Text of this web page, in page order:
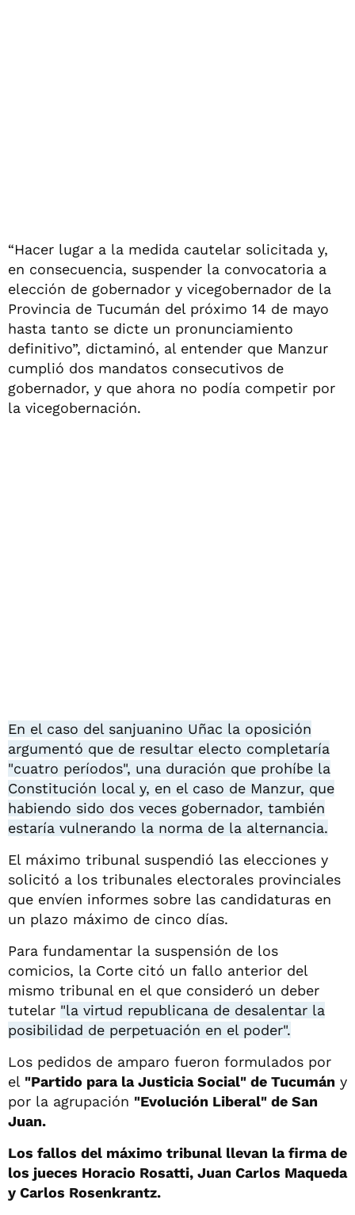
“Hacer lugar a la medida cautelar solicitada y,
en consecuencia, suspender la convocatoria a
elección de gobernador y vicegobernador de la
Provincia de Tucumán del próximo 14 de mayo
hasta tanto se dicte un pronunciamiento
definitivo”, dictaminó, al entender que Manzur
cumplió dos mandatos consecutivos de
gobernador, y que ahora no podía competir por
la vicegobernación.
En el caso del sanjuanino Uñac la oposición
argumentó que de resultar electo completaría
"cuatro períodos", una duración que prohíbe la
Constitución local y, en el caso de Manzur, que
habiendo sido dos veces gobernador, también
estaría vulnerando la norma de la alternancia.
El máximo tribunal suspendió las elecciones y
solicitó a los tribunales electorales provinciales
que envíen informes sobre las candidaturas en
un plazo máximo de cinco días.
Para fundamentar la suspensión de los
comicios, la Corte citó un fallo anterior del
mismo tribunal en el que consideró un deber
tutelar "la virtud republicana de desalentar la
posibilidad de perpetuación en el poder".
Los pedidos de amparo fueron formulados por
el "Partido para la Justicia Social" de Tucumán y
por la agrupación "Evolución Liberal" de San
Juan.
Los fallos del máximo tribunal llevan la firma de
los jueces Horacio Rosatti, Juan Carlos Maqueda
y Carlos Rosenkrantz.